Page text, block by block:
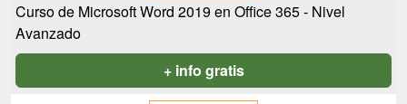
Curso de Microsoft Word 2019 en Office 365 - Nivel
Avanzado
+ info gratis